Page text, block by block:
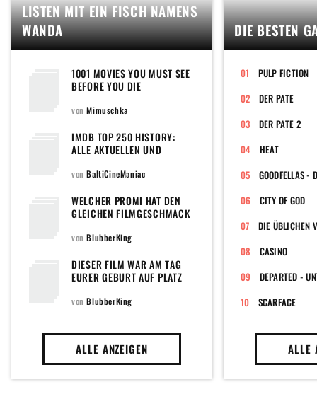
LISTEN MIT EIN FISCH NAMENS
WANDA
1001 MOVIES YOU MUST SEE
BEFORE YOU DIE
vonMimuschka
IMDB TOP 250 HISTORY:
ALLE AKTUELLEN UND
POPULÄREN TOPLISTE DER
ILMDATENBANK
vonBaltiCineManiac
WELCHER PROMI HAT DEN
GLEICHEN FILMGESCHMACK
vonBlubberKing
DIESER FILM WAR AM TAG
EURER GEBURT AUF PLATZ
vonBlubberKing
ALLE ANZEIGEN
DIE BESTEN
PULP FICTION
DER PATE
DER PATE 2
HEAT
CITY OF GOD
DIE ÜBLICHEN
CASINO
DEPARTED -
SCARFACE
ALLE